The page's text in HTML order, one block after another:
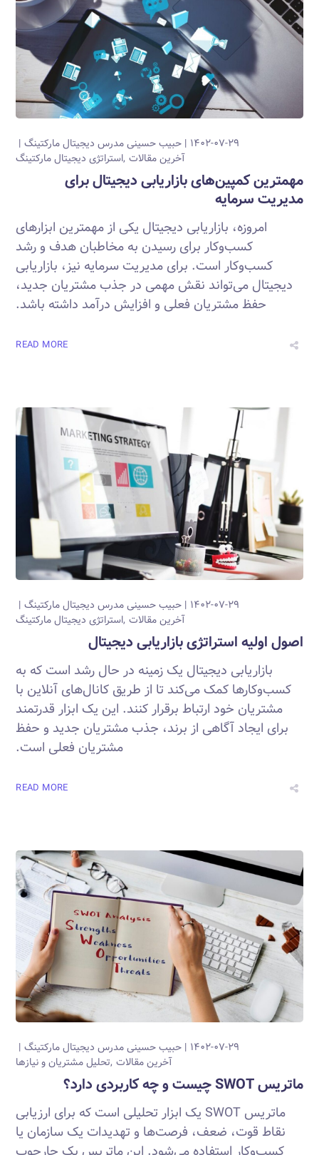
۱۴۰۲-۰۷-۲۹ حبیب حسینیمدرس دیجیتال مارکتینگ
آخرین مقالات استراتژی دیجیتال مارکتینگ
مهمترین کمپین‌های بازاریابی دیجیتال برای
مدیریت سرمایه
امروزه، بازاریابی دیجیتال یکی از مهمترین ابزارهای
کسب‌وکار برای رسیدن به مخاطبان هدف و رشد
کسب‌وکار است. برای مدیریت سرمایه نیز، بازاریابی
دیجیتال می‌تواند نقش مهمی در جذب مشتریان جدید،
حفظ مشتریان فعلی و افزایش درآمد داشته باشد.
READ MORE
۱۴۰۲-۰۷-۲۹ حبیب حسینیمدرس دیجیتال مارکتینگ
آخرین مقالات استراتژی دیجیتال مارکتینگ
اصول اولیه استراتژی بازاریابی دیجیتال
بازاریابی دیجیتال یک زمینه در حال رشد است که به
کسب‌وکارها کمک می‌کند تا از طریق کانال‌های آنلاین با
مشتریان خود ارتباط برقرار کنند. این یک ابزار قدرتمند
برای ایجاد آگاهی از برند، جذب مشتریان جدید و حفظ
مشتریان فعلی است.
READ MORE
۱۴۰۲-۰۷-۲۹ حبیب حسینیمدرس دیجیتال مارکتینگ
آخرین مقالات تحلیل مشتریان و نیازها
ماتریس SWOT چیست و چه کاربردی دارد؟
ماتریس SWOT یک ابزار تحلیلی است که برای ارزیابی
نقاط قوت، ضعف، فرصت‌ها و تهدیدات یک سازمان یا